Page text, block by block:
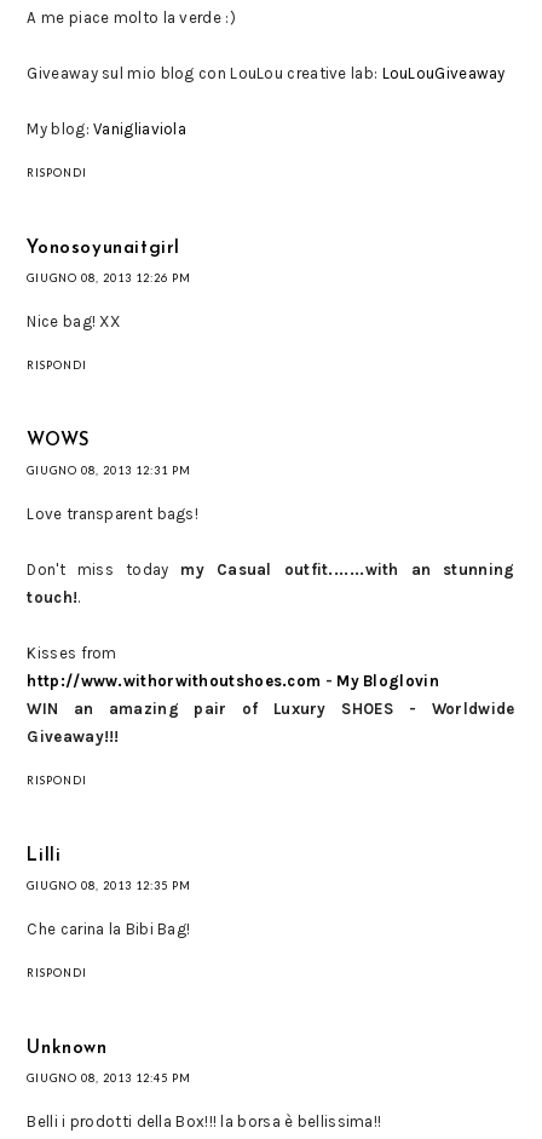
A me piace molto la verde :)
Giveaway sul mio blog con LouLou creative lab: LouLouGiveaway
My blog:Vanigliaviola
RISPONDI
Yonosoyunaitgirl
GIUGNO 08, 2013 12:26 PM
Nice bag! XX
RISPONDI
WOWS
GIUGNO 08, 2013 12:31 PM
Love transparent bags!
Don't miss today my Casual outfit.......with an stunning
touch!.
Kisses from
http://www.withorwithoutshoes.com - My Bloglovin
WIN an amazing pair of Luxury SHOES - Worldwide
Giveaway!!!
RISPONDI
Lilli
GIUGNO 08, 2013 12:35 PM
Che carina la Bibi Bag!
RISPONDI
Unknown
GIUGNO 08, 2013 12:45 PM
Belli i prodotti della Box!!! la borsa è bellissima!!